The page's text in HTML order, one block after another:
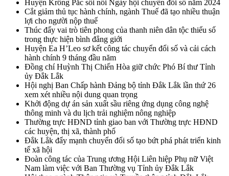
Huyện Krông Pắc sôi nổi Ngày hội chuyển đổi số năm 2024
Cắt giảm thủ tục hành chính, ngành Thuế đã tạo nhiều thuận
lợi cho người nộp thuế
Thúc đẩy vai trò tiên phong của thanh niên dân tộc thiểu số
trong thực hiện bình đẳng giới
Huyện Ea H’Leo sơ kết công tác chuyển đổi số và cải cách
hành chính 9 tháng đầu năm
Đồng chí Huỳnh Thị Chiến Hòa giữ chức Phó Bí thư Tỉnh
ủy Đắk Lắk
Hội nghị Ban Chấp hành Đảng bộ tỉnh Đắk Lắk lần thứ 26
xem xét nhiều nội dung quan trọng
Khởi động dự án sản xuất sầu riêng ứng dụng công nghệ
thông minh và du lịch trải nghiệm nông nghiệp
Thường trực HĐND tỉnh giao ban với Thường trực HĐND
các huyện, thị xã, thành phố
Đắk Lắk đẩy mạnh chuyển đổi số tạo bứt phá phát triển kinh
tế xã hội
Đoàn công tác của Trung ương Hội Liên hiệp Phụ nữ Việt
Nam làm việc với Ban Thường vụ Tỉnh ủy Đắk Lắk